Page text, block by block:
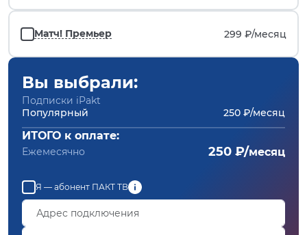
Матч! Премьер 299 ₽/месяц
Вы выбрали:
Подписки iPakt
Популярный
250 ₽/месяц
ИТОГО к оплате:
Ежемесячно 250 ₽/месяц
Я — абонент ПАКТ ТВ